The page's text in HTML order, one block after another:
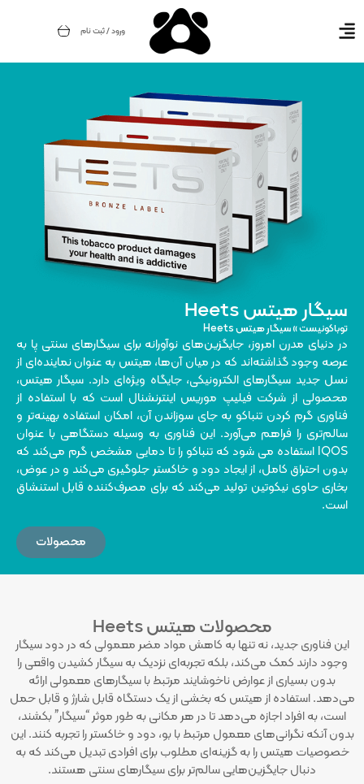
ورود / ثبت نام
سیگار هیتس Heets
توباکونیست»سیگار هیتس Heets
در دنیای مدرن امروز، جایگزین‌های نوآورانه برای سیگارهای سنتی پا به
عرصه‌ وجود گذاشته‌اند که در میان آن‌ها، هیتس به عنوان نماینده‌ای از
نسل جدید سیگارهای الکترونیکی، جایگاه ویژه‌ای دارد. سیگار هیتس،
محصولی از شرکت فیلیپ موریس اینترنشنال است که با استفاده از
فناوری گرم کردن تنباکو به جای سوزاندن آن، امکان استفاده‌ بهینه‌تر و
سالم‌تری را فراهم می‌آورد. این فناوری به وسیله دستگاهی با عنوان
IQOS استفاده می شود که تنباکو را تا دمایی مشخص گرم می‌کند که
بدون احتراق کامل، از ایجاد دود و خاکستر جلوگیری می‌کند و در عوض،
بخاری حاوی نیکوتین تولید می‌کند که برای مصرف‌کننده قابل استنشاق
است.
محصولات
محصولات هیتس Heets
این فناوری جدید، نه تنها به کاهش مواد مضر معمولی که در دود سیگار
وجود دارند کمک می‌کند، بلکه تجربه‌ای نزدیک به سیگار کشیدن واقعی را
بدون بسیاری از عوارض ناخوشایند مرتبط با سیگارهای معمولی ارائه
می‌دهد. استفاده از هیتس که بخشی از یک دستگاه قابل شارژ و قابل حمل
است، به افراد اجازه می‌دهد تا در هر مکانی به طور موثر “سیگار” بکشند،
بدون آنکه نگرانی‌های معمول مرتبط با بو، دود و خاکستر را تجربه کنند. این
خصوصیات هیتس را به گزینه‌ای مطلوب برای افرادی تبدیل می‌کند که به
دنبال جایگزین‌هایی سالم‌تر برای سیگارهای سنتی هستند.